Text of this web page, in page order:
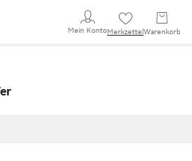
Mein KontoMerkzettel Warenkorb